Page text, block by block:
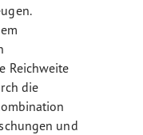
Reichweite
die
und